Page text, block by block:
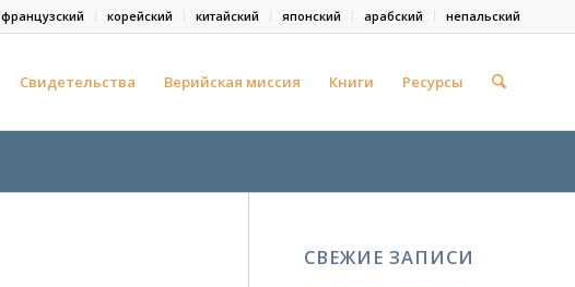
французский корейский китайский японский арабский непальский
Свидетельства Верийская миссия Книги Ресурсы
СВЕЖИЕ ЗАПИСИ